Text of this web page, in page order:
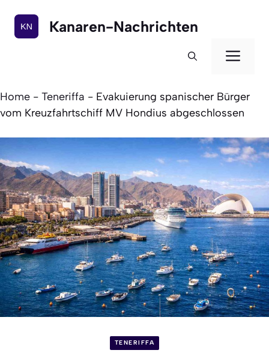
Inhalt
springen
Kanaren-Nachrichten
Home - Teneriffa - Evakuierung spanischer Bürger
vom Kreuzfahrtschiff MV Hondius abgeschlossen
TENERIFFA